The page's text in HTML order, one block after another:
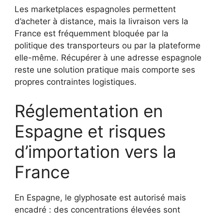
Les marketplaces espagnoles permettent
d’acheter à distance, mais la livraison vers la
France est fréquemment bloquée par la
politique des transporteurs ou par la plateforme
elle-même. Récupérer à une adresse espagnole
reste une solution pratique mais comporte ses
propres contraintes logistiques.
Réglementation en
Espagne et risques
d’importation vers la
France
En Espagne, le glyphosate est autorisé mais
encadré : des concentrations élevées sont